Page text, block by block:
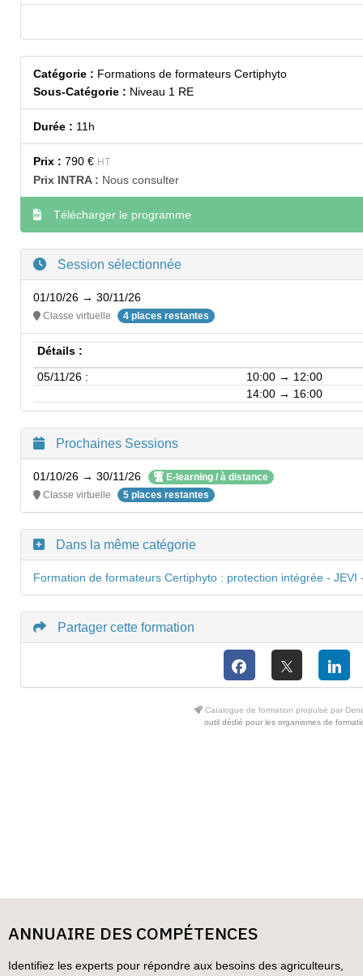
Catégorie : Formations de formateurs Certiphyto
Sous-Catégorie : Niveau 1 RE
Durée : 11h
Prix : 790 € HT
Prix INTRA : Nous consulter
Télécharger le programme
Session sélectionnée
01/10/26 → 30/11/26
Classe virtuelle 4 places restantes
Détails :
05/11/26 :
10:00 → 12:00
14:00 → 16:00
Prochaines Sessions
01/10/26 → 30/11/26
E-learning / à distance
Classe virtuelle
5 places restantes
Dans la même catégorie
Formation de formateurs Certiphyto : protection intégrée - JEVI
Partager cette formation
Catalogue de formation propulsé par
outil dédié pour les organismes de
ANNUAIRE DES COMPÉTENCES
Identifiez les experts pour répondre aux besoins des agriculteurs,